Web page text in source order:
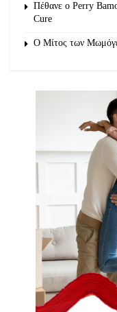
Πέθανε ο Perry
Cure
O Μίτος των